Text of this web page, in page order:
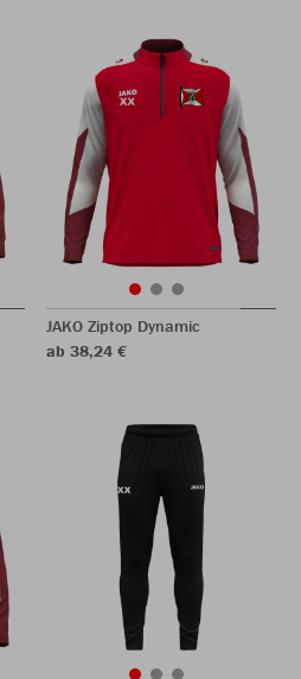
JAKO Ziptop Dynamic
ab 38,24 €